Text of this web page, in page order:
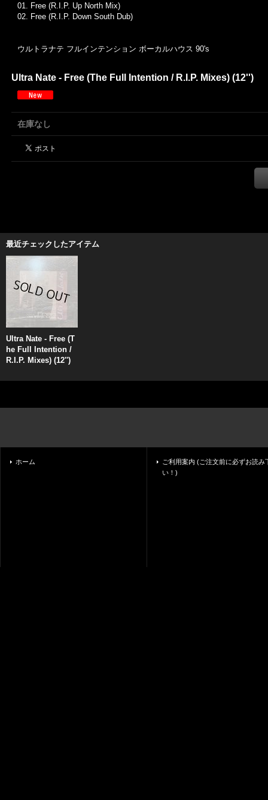
01. Free (R.I.P. Up North Mix)
02. Free (R.I.P. Down South Dub)
ウルトラナテ フルインテンション ボーカルハウス 90's
Ultra Nate - Free (The Full Intention / R.I.P. Mixes) (12'')
在庫なし
最近チェックしたアイテム
Ultra Nate - Free (T
he Full Intention /
R.I.P. Mixes) (12'')
ホーム
ご利用案内 (ご注文前に必ずお読み
い！)